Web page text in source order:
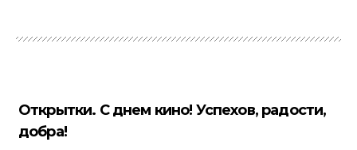
Открытки. С днем кино! Успехов, радости,
добра!